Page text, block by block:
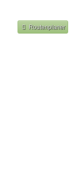
und in
Routenplaner